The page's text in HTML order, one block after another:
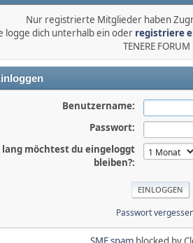
Nur registrierte Mitglieder haben
logge dich unterhalb ein oder registriere
TENERE FORUM
Benutzername:
Passwort:
lang möchtest du eingeloggt
bleiben?:
Passwort